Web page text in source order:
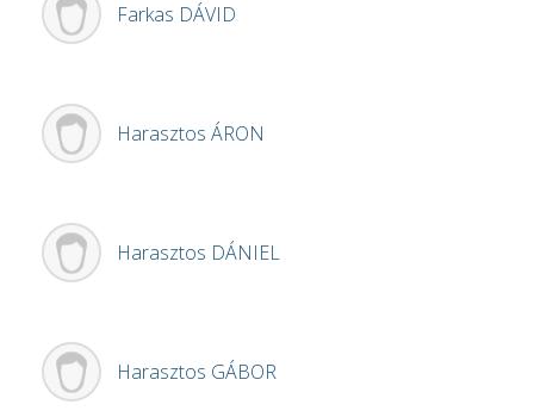
Farkas DÁVID
Harasztos ÁRON
Harasztos DÁNIEL
Harasztos GÁBOR